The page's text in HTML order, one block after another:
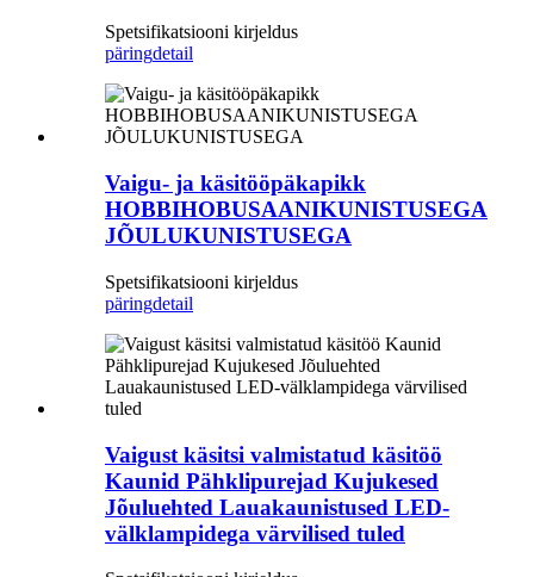
Spetsifikatsiooni kirjeldus
päringdetail
Vaigu- ja käsitööpäkapikk
HOBBIHOBUSAANIKUNISTUSEGA
JÕULUKUNISTUSEGA
Spetsifikatsiooni kirjeldus
päringdetail
Vaigust käsitsi valmistatud käsitöö
Kaunid Pähklipurejad Kujukesed
Jõuluehted Lauakaunistused LED-
välklampidega värvilised tuled